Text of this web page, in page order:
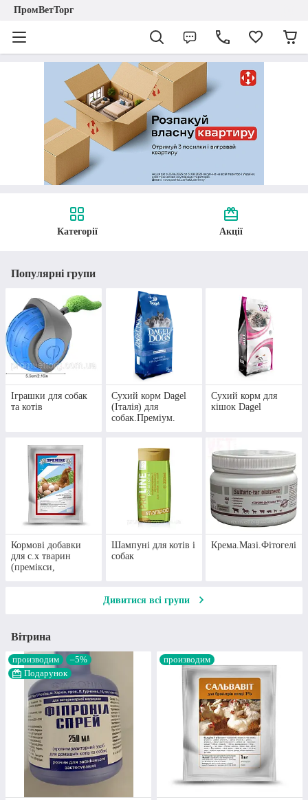
ПромВетТорг
Категорії Акції
Популярні групи
Іграшки для собак
та котів
Сухий корм Dagel
(Італія) для
собак.Преміум.
Сухий корм для
кішок Dagel
Кормові добавки
для с.х тварин
(премікси,
Шампуні для котів і
собак
Крема.Мазі.Фітогелі
Дивитися всі групи
Вітрина
производим
–5%
Подарунок
производим